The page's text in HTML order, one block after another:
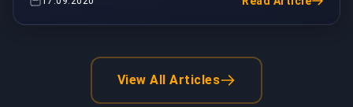
View All Articles